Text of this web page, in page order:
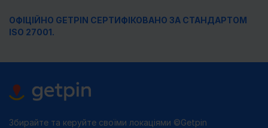
ОФІЦІЙНО GETPIN СЕРТИФІКОВАНО ЗА СТАНДАРТОМ
ISO 27001.
Збирайте та керуйте своїми локаціями ©Getpin